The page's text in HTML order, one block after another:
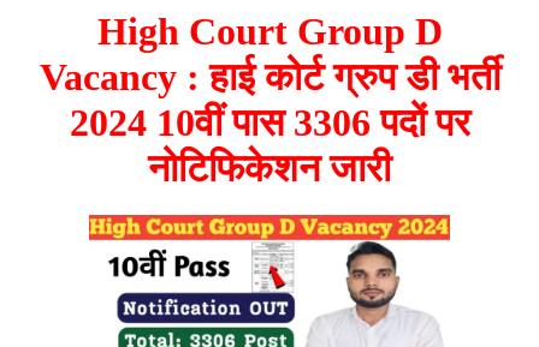
High Court Group D
Vacancy : हाई कोर्ट ग्रुप डी भर्ती
2024 10वीं पास 3306 पदों पर
नोटिफिकेशन जारी